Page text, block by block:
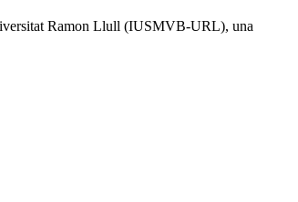
Ramon Llull (IUSMVB-URL), una